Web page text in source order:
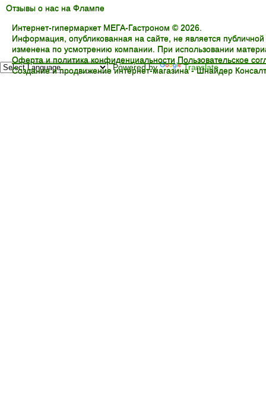
Отзывы о нас на Флампе
Интернет-гипермаркет МЕГА-Гастроном © 2026.
Информация, опубликованная на сайте, не является
изменена по усмотрению компании. При использовании
Оферта и политика конфиденциальности Пользовательское
Создание и продвижение интернет-магазина -Шнайдер
Powered by Translate